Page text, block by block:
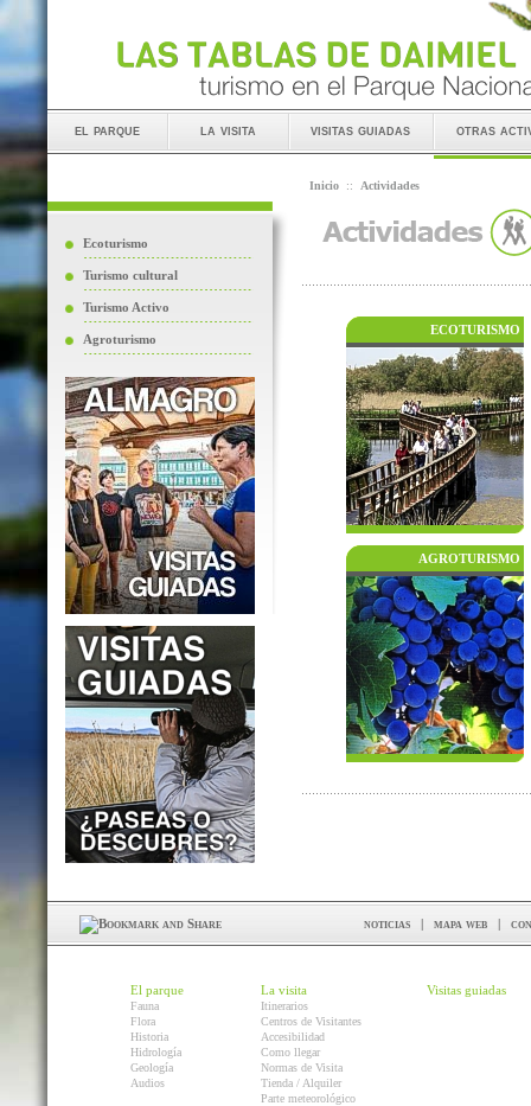
el parque la visita visitas guiadas otras
Ecoturismo
Turismo cultural
Turismo Activo
Agroturismo
Inicio :: Actividades
ECOTURISMO
AGROTURISMO
noticias | mapa web |
El parque
Fauna
Flora
Historia
Hidrología
Geología
Audios
La visita
Itinerarios
Centros de Visitantes
Accesibilidad
Como llegar
Normas de Visita
Tienda / Alquiler
Parte meteorológico
Visitas guiadas